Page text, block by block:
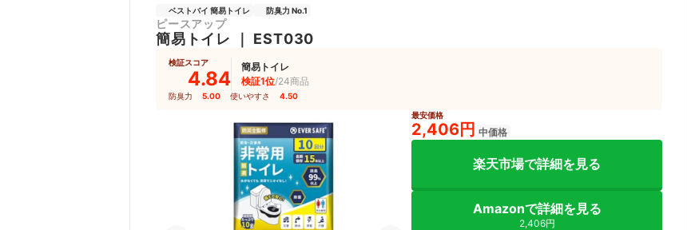
ベストバイ 簡易トイレ 防臭力 No.1
ピースアップ
簡易トイレ EST030
検証スコア
4.84
簡易トイレ
検証1位/24商品
防臭力 5.00 使いやすさ 4.50
最安価格
2,406円 中価格
楽天市場で詳細を見る
Amazonで詳細を見る
2,406円